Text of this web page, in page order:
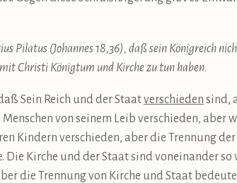
Pilatus (Johannes 18,36), daß sein Königreich
Christi Königtum und Kirche zu tun haben.
Sein Reich und der Staatverschieden sind,
Menschen von seinem Leib verschieden, aber
Kindern verschieden, aber die Trennung
Die Kirche und der Staat sind voneinander so
die Trennung von Kirche und Staat